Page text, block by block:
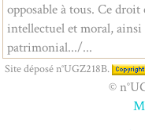
opposable à tous. Ce
intellectuel et moral,
patrimonial.../...
Site déposé n°UGZ218B.
©